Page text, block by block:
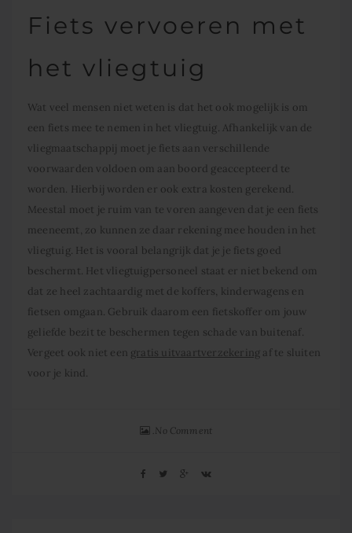
Fiets vervoeren met
het vliegtuig
Wat veel mensen niet weten is dat het ook mogelijk is om
een fiets mee te nemen in het vliegtuig. Afhankelijk van de
vliegmaatschappij moet je fiets aan verschillende
voorwaarden voldoen om aan boord geaccepteerd te
worden. Hierbij worden er ook extra kosten gerekend.
Meestal moet je ruim van te voren aangeven dat je een fiets
meeneemt, zo kunnen ze daar rekening mee houden in het
vliegtuig. Het is vooral belangrijk dat je je fiets goed
beschermt. Het vliegtuigpersoneel staat er niet bekend om
dat ze heel zachtaardig met de koffers, kinderwagens en
fietsen omgaan. Gebruik daarom een fietskoffer om jouw
geliefde bezit te beschermen tegen schade van buitenaf.
Vergeet ook niet een gratis uitvaartverzekering af te sluiten
voor je kind.
No Comment